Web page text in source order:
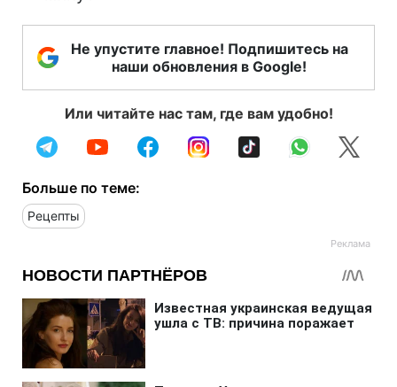
Не упустите главное! Подпишитесь на
наши обновления в Google!
Или читайте нас там, где вам удобно!
Больше по теме:
Рецепты